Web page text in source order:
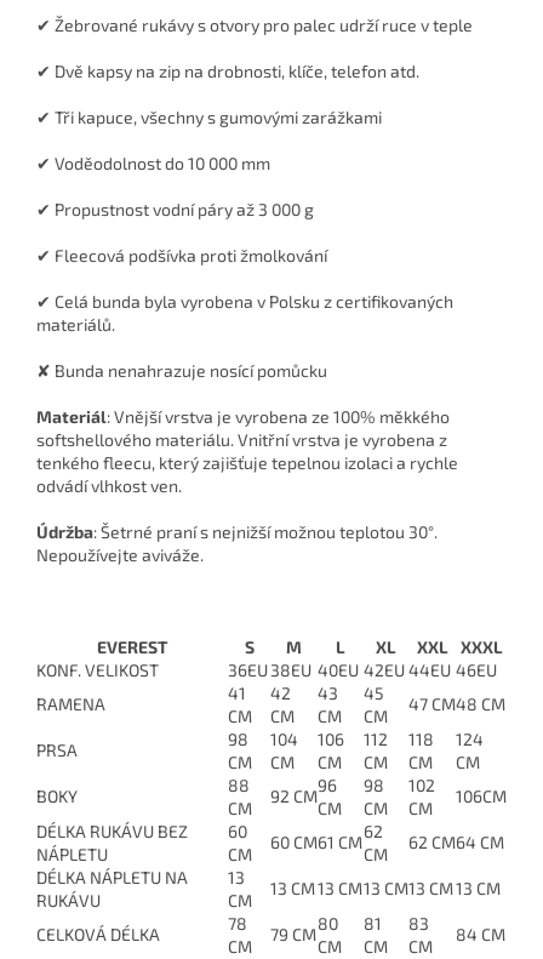
✔ Žebrované rukávy s otvory pro palec udrží ruce v teple
✔ Dvě kapsy na zip na drobnosti, klíče, telefon atd.
✔ Tři kapuce, všechny s gumovými zarážkami
✔ Voděodolnost do 10 000 mm
✔ Propustnost vodní páry až 3 000 g
✔ Fleecová podšívka proti žmolkování
✔ Celá bunda byla vyrobena v Polsku z certifikovaných
materiálů.
✘ Bunda nenahrazuje nosící pomůcku
Materiál: Vnější vrstva je vyrobena ze 100% měkkého
softshellového materiálu. Vnitřní vrstva je vyrobena z
tenkého fleecu, který zajišťuje tepelnou izolaci a rychle
odvádí vlhkost ven.
Údržba: Šetrné praní s nejnižší možnou teplotou 30°.
Nepoužívejte aviváže.
EVEREST S M L XL XXL
XXXL
KONF. VELIKOST
36EU38EU 40EU 42EU44EU 46EU
RAMENA
41
CM
42
CM
43
CM
45
CM
47 CM48 CM
PRSA
98
CM
104
CM
106
CM
112
CM
118
CM
124
CM
BOKY
88
CM
92 CM
96
CM
98
CM
102
CM
106CM
DÉLKA RUKÁVU BEZ
NÁPLETU
60
CM
60 CM61 CM
62
CM
62 CM64 CM
DÉLKA NÁPLETU NA
RUKÁVU
13
CM
13 CM13 CM13 CM13 CM13 CM
CELKOVÁ DÉLKA
78
CM
79 CM
80
CM
81
CM
83
CM
84 CM